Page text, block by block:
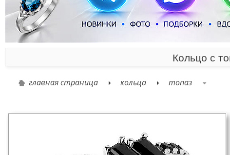
Кольцо с
главная страница кольца топаз